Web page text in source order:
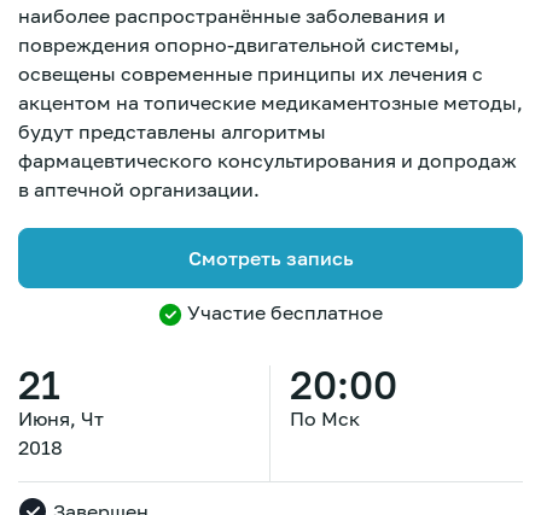
21
Июня, Чт
2018
20:00
По Мск
наиболее распространённые заболевания и
повреждения опорно-двигательной системы,
освещены современные принципы их лечения с
акцентом на топические медикаментозные методы,
будут представлены алгоритмы
фармацевтического консультирования и допродаж
в аптечной организации.
Смотреть запись
Участие бесплатное